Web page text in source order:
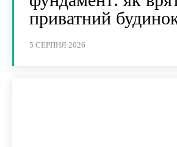
приватний
5 СЕРПНЯ 2026